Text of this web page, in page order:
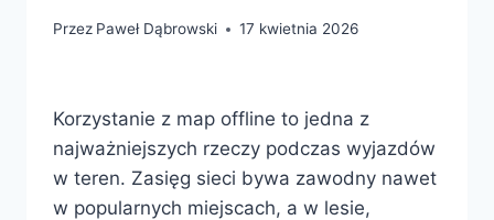
Przez Paweł Dąbrowski 17 kwietnia 2026
Korzystanie z map offline to jedna z
najważniejszych rzeczy podczas wyjazdów
w teren. Zasięg sieci bywa zawodny nawet
w popularnych miejscach, a w lesie,